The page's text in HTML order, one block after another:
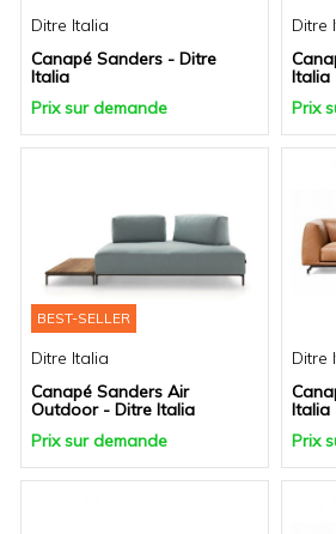
Ditre Italia
Canapé Sanders - Ditre
Italia
Prix sur demande
Ditre
Italia
Prix
BEST-SELLER
Ditre Italia
Canapé Sanders Air
Outdoor - Ditre Italia
Prix sur demande
Ditre
Italia
Prix